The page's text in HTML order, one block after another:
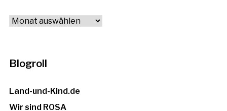
Archiv
Blogroll
Land-und-Kind.de
Wir sind ROSA